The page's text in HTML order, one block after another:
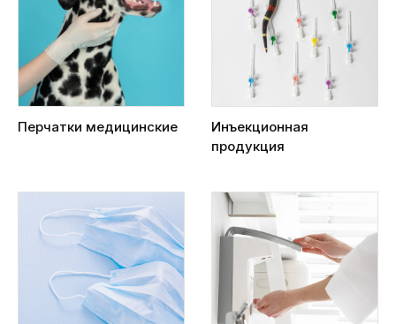
Перчатки медицинские
Инъекционная
продукция